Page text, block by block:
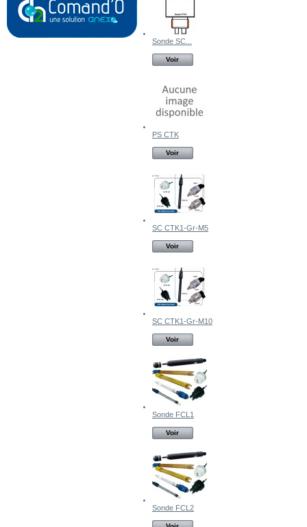
Sonde SC...
Voir
PS CTK
Voir
SC CTK1-Gr-M5
Voir
SC CTK1-Gr-M10
Voir
Sonde FCL1
Voir
Sonde FCL2